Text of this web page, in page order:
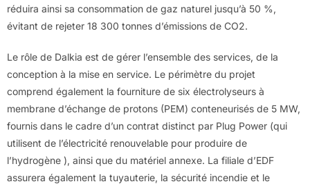
réduira ainsi sa consommation de gaz naturel jusqu’à 50 %,
évitant de rejeter 18 300 tonnes d’émissions de CO2.
Le rôle de Dalkia est de gérer l’ensemble des services, de la
conception à la mise en service. Le périmètre du projet
comprend également la fourniture de six électrolyseurs à
membrane d’échange de protons (PEM) conteneurisés de 5 MW,
fournis dans le cadre d’un contrat distinct par Plug Power (qui
utilisent de l’électricité renouvelable pour produire de
l’hydrogène ), ainsi que du matériel annexe. La filiale d’EDF
assurera également la tuyauterie, la sécurité incendie et le